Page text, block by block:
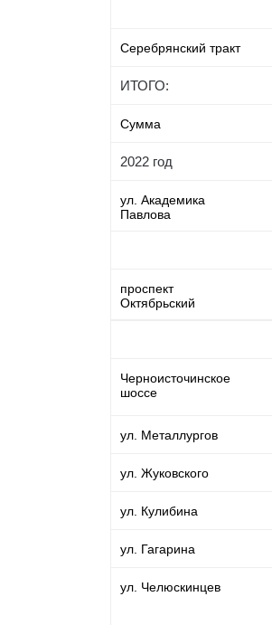
Серебрянский тракт
ИТОГО:
Сумма
2022 год
ул. Академика
Павлова
проспект
Октябрьский
Черноисточинское
шоссе
ул. Металлургов
ул. Жуковского
ул. Кулибина
ул. Гагарина
ул. Челюскинцев